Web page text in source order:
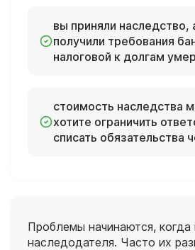
вы приняли наследство,
получили требования
налоговой к долгам
стоимость наследства
хотите ограничить
списать обязательства
Проблемы начинаются,
наследодателя. Часто их